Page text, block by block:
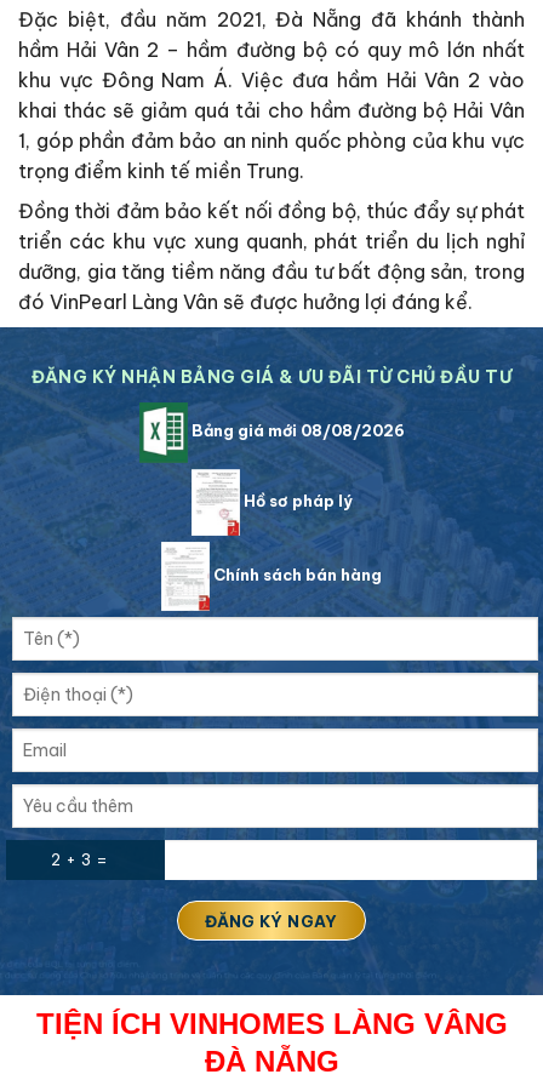
Đặc biệt, đầu năm 2021, Đà Nẵng đã khánh thành
hầm Hải Vân 2 – hầm đường bộ có quy mô lớn nhất
khu vực Đông Nam Á. Việc đưa hầm Hải Vân 2 vào
khai thác sẽ giảm quá tải cho hầm đường bộ Hải Vân
1, góp phần đảm bảo an ninh quốc phòng của khu vực
trọng điểm kinh tế miền Trung.
Đồng thời đảm bảo kết nối đồng bộ, thúc đẩy sự phát
triển các khu vực xung quanh, phát triển du lịch nghỉ
dưỡng, gia tăng tiềm năng đầu tư bất động sản, trong
đó VinPearl Làng Vân sẽ được hưởng lợi đáng kể.
ĐĂNG KÝ NHẬN BẢNG GIÁ & ƯU ĐÃI TỪ CHỦ ĐẦU TƯ
Bảng giá mới 08/08/2026
Hồ sơ pháp lý
Chính sách bán hàng
2 + 3 =
TIỆN ÍCH VINHOMES LÀNG VÂNG
ĐÀ NẴNG